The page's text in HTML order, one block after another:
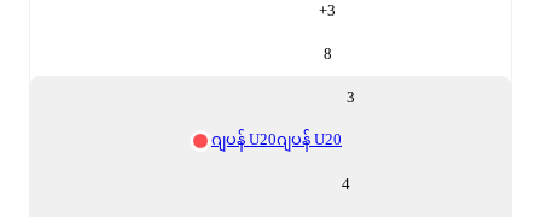
+3
8
3
ဂျပန် U20ဂျပန် U20
4